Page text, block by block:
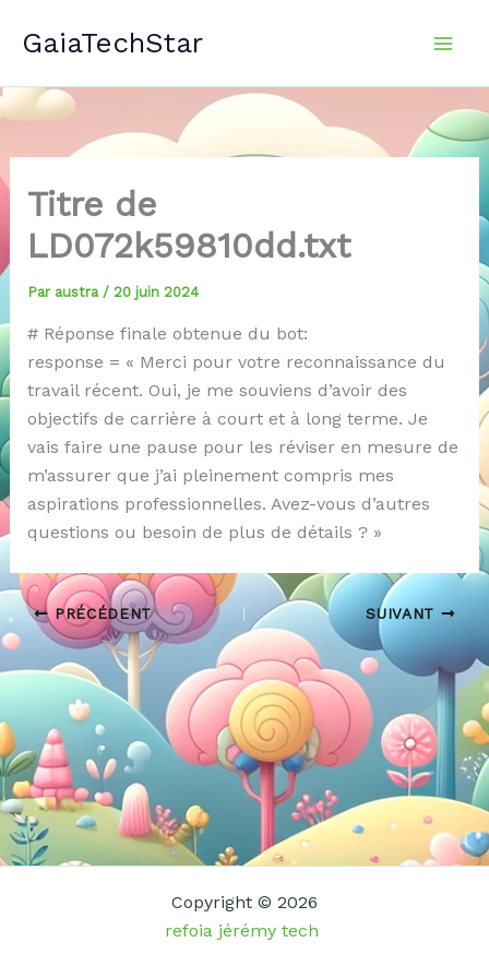
GaiaTechStar
Titre de
LD072k59810dd.txt
Par austra / 20 juin 2024
# Réponse finale obtenue du bot:
response = « Merci pour votre reconnaissance du
travail récent. Oui, je me souviens d’avoir des
objectifs de carrière à court et à long terme. Je
vais faire une pause pour les réviser en mesure de
m’assurer que j’ai pleinement compris mes
aspirations professionnelles. Avez-vous d’autres
questions ou besoin de plus de détails ? »
PRÉCÉDENT SUIVANT
Copyright © 2026
refoia jérémy tech